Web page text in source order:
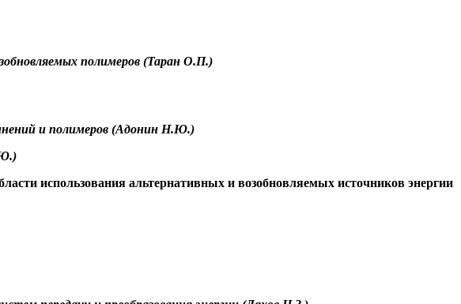
полимеров (Таран О.П.)
и полимеров (Адонин Н.Ю.)
использования альтернативных и возобновляемых источников энергии